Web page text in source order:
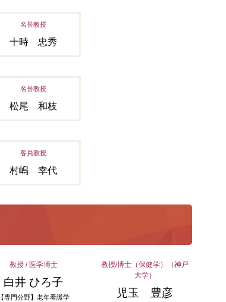
名誉教授
十時 忠秀
名誉教授
松尾 和枝
客員教授
村嶋 幸代
教授 / 医学博士
白井 ひろ子
【専門分野】老年看護学
教授/博士（保健学）（神戸
大学）
児玉 豊彦